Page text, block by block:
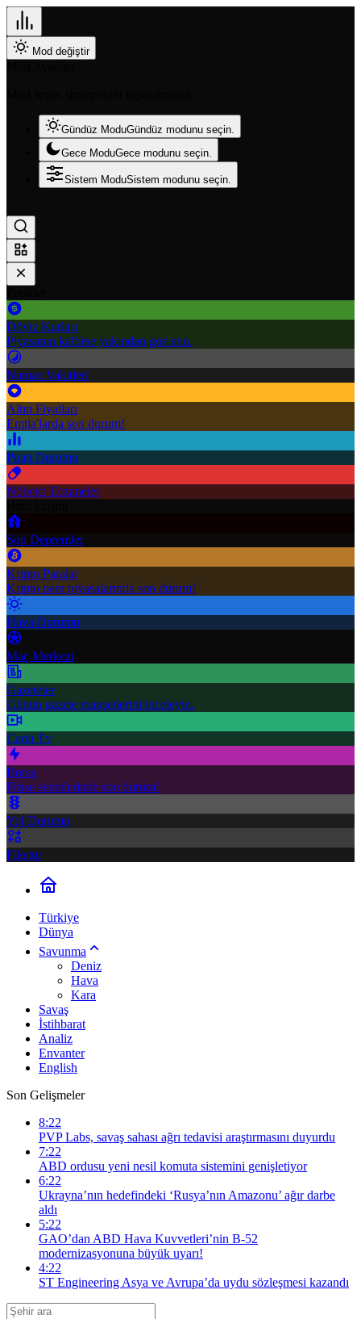
Mod değiştir
Gündüz ModuGündüz modunu seçin.
Gece ModuGece modunu seçin.
Sistem ModuSistem modunu seçin.
Döviz Kurları
Piyasanın kalbine yakından göz atın.
Namaz Vakitleri
Altın Fiyatları
Emtia'larda son durum!
Puan Durumu
Nöbetçi Eczaneler
Son Depremler
Kripto Paralar
Kripto para piyasalarında son durum!
Hava Durumu
Maç Merkezi
Gazeteler
Günün gazete manşetlerini inceleyin.
Canlı Tv
Borsa
Hisse senetlerinde son durum!
Yol Durumu
Fikstür
Türkiye
Dünya
Savunma
Deniz
Hava
Kara
Savaş
İstihbarat
Analiz
Envanter
English
Son Gelişmeler
8:22
PVP Labs, savaş sahası ağrı tedavisi araştırmasını duyurdu
7:22
ABD ordusu yeni nesil komuta sistemini genişletiyor
6:22
Ukrayna’nın hedefindeki ‘Rusya’nın Amazonu’ ağır darbe
aldı
5:22
GAO’dan ABD Hava Kuvvetleri’nin B-52
modernizasyonuna büyük uyarı!
4:22
ST Engineering Asya ve Avrupa’da uydu sözleşmesi kazandı